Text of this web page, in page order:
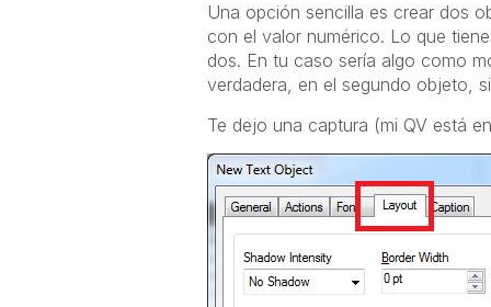
Una opción sencilla es crear dos
con el valor numérico. Lo que
dos. En tu caso sería algo como
verdadera, en el segundo objeto,
Te dejo una captura (mi QV está